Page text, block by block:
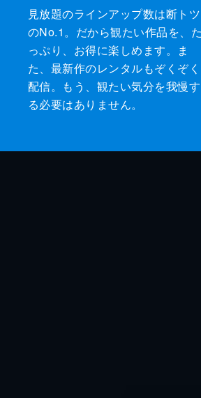
見放題のラインアップ数は断トツ
のNo.1。だから観たい作品を、た
っぷり、お得に楽しめます。ま
た、最新作のレンタルもぞくぞく
配信。もう、観たい気分を我慢す
る必要はありません。